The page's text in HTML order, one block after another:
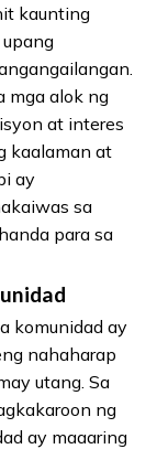
kaunting
mga alok ng
at interes
kaalaman at
ay
sa
para sa
komunidad ay
nahaharap
utang. Sa
ng
ay maaaring